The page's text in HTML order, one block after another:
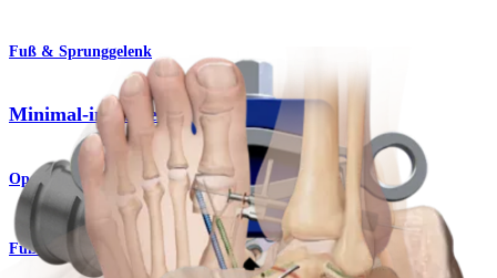
Fuß & Sprunggelenk
Minimal-invasive Chirurgie
Operationsverfahren
Fuß & Sprunggelenk